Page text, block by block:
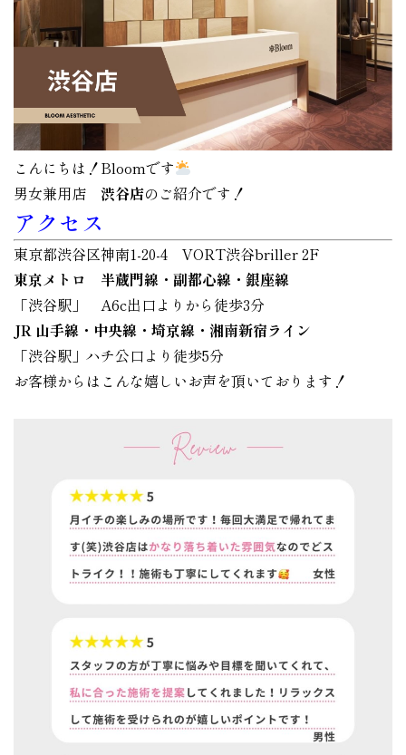
こんにちは！Bloomです
男女兼用店 渋谷店のご紹介です！
アクセス
東京都渋谷区神南1-20-4 VORT渋谷briller 2F
東京メトロ 半蔵門線・副都心線・銀座線
「渋谷駅」 A6c出口よりから徒歩3分
JR 山手線・中央線・埼京線・湘南新宿ライン
「渋谷駅」ハチ公口より徒歩5分
お客様からはこんな嬉しいお声を頂いております！